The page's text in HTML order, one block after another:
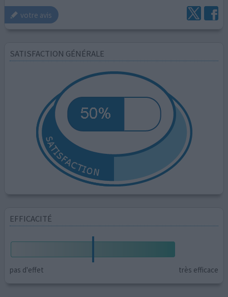
votre avis
SATISFACTION GÉNÉRALE
EFFICACITÉ
pas d'effet très efficace